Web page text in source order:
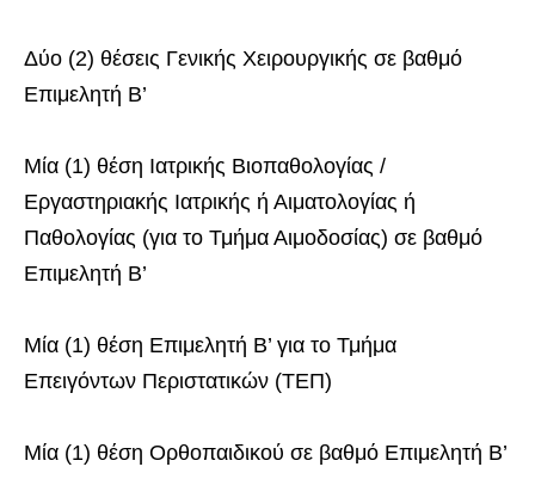
Δύο (2) θέσεις Γενικής Χειρουργικής σε βαθμό
Επιμελητή Β’
Μία (1) θέση Ιατρικής Βιοπαθολογίας /
Εργαστηριακής Ιατρικής ή Αιματολογίας ή
Παθολογίας (για το Τμήμα Αιμοδοσίας) σε βαθμό
Επιμελητή Β’
Μία (1) θέση Επιμελητή Β’ για το Τμήμα
Επειγόντων Περιστατικών (ΤΕΠ)
Μία (1) θέση Ορθοπαιδικού σε βαθμό Επιμελητή Β’